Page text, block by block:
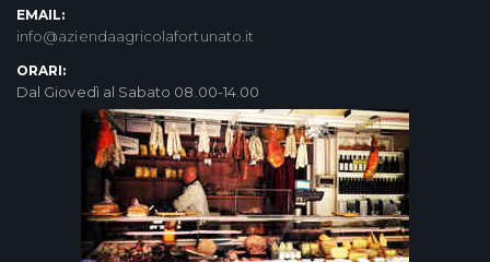
EMAIL:
info@aziendaagricolafortunato.it
ORARI:
Dal Giovedì al Sabato 08.00-14.00